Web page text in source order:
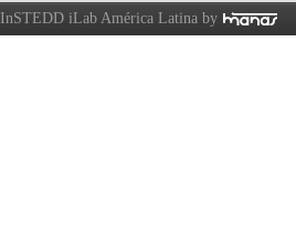
InSTEDD iLab América Latina by